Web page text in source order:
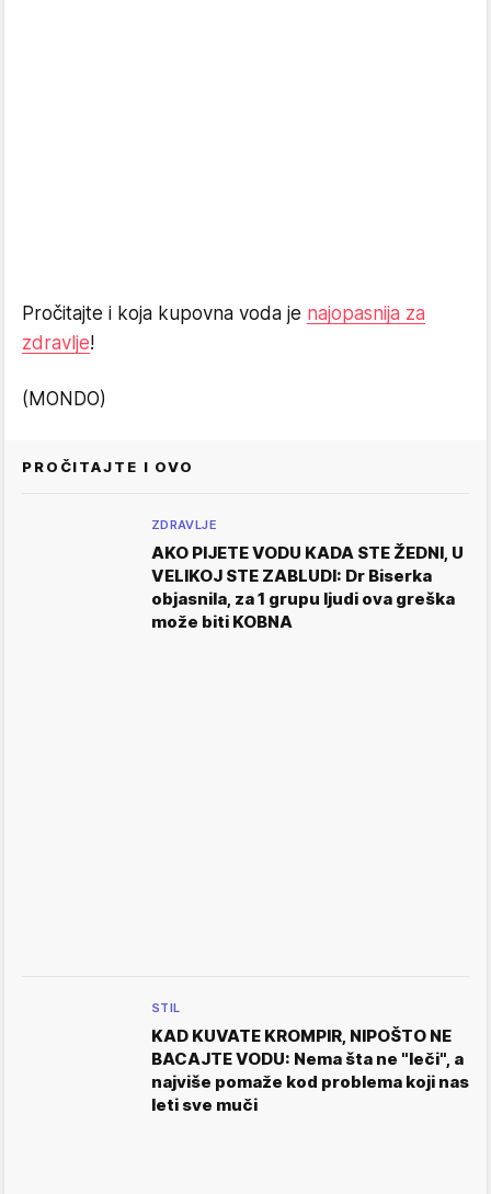
Pročitajte i koja kupovna voda je najopasnija za
zdravlje!
(MONDO)
PROČITAJTE I OVO
ZDRAVLJE
AKO PIJETE VODU KADA STE ŽEDNI, U
VELIKOJ STE ZABLUDI: Dr Biserka
objasnila, za 1 grupu ljudi ova greška
može biti KOBNA
STIL
KAD KUVATE KROMPIR, NIPOŠTO NE
BACAJTE VODU: Nema šta ne "leči", a
najviše pomaže kod problema koji nas
leti sve muči